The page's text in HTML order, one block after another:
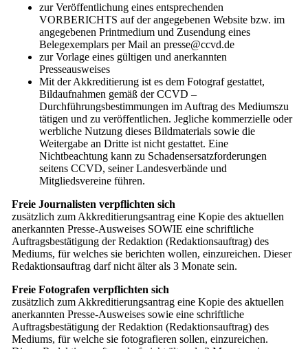
zur Veröffentlichung eines entsprechenden
VORBERICHTS auf der angegebenen Website bzw. im
angegebenen Printmedium und Zusendung eines
Belegexemplars per Mail an ​presse@ccvd.de
zur Vorlage eines gültigen und anerkannten
Presseausweises
Mit der Akkreditierung ist es dem Fotograf gestattet,
Bildaufnahmen gemäß der CCVD –
Durchführungsbestimmungen im Auftrag des Mediumszu
tätigen und zu veröffentlichen. Jegliche kommerzielle oder
werbliche Nutzung dieses Bildmaterials sowie die
Weitergabe an Dritte ist nicht gestattet. Eine
Nichtbeachtung kann zu Schadensersatzforderungen
seitens CCVD, seiner Landesverbände und
Mitgliedsvereine führen.
Freie Journalisten verpflichten sich
zusätzlich zum Akkreditierungsantrag eine Kopie des aktuellen
anerkannten Presse-Ausweises SOWIE eine schriftliche
Auftragsbestätigung der Redaktion (Redaktionsauftrag) des
Mediums, für welches sie berichten wollen, einzureichen. Dieser
Redaktionsauftrag darf nicht älter als 3 Monate sein.
Freie Fotografen verpflichten sich
zusätzlich zum Akkreditierungsantrag eine Kopie des aktuellen
anerkannten Presse-Ausweises sowie eine schriftliche
Auftragsbestätigung der Redaktion (Redaktionsauftrag) des
Mediums, für welche sie fotografieren sollen, einzureichen.